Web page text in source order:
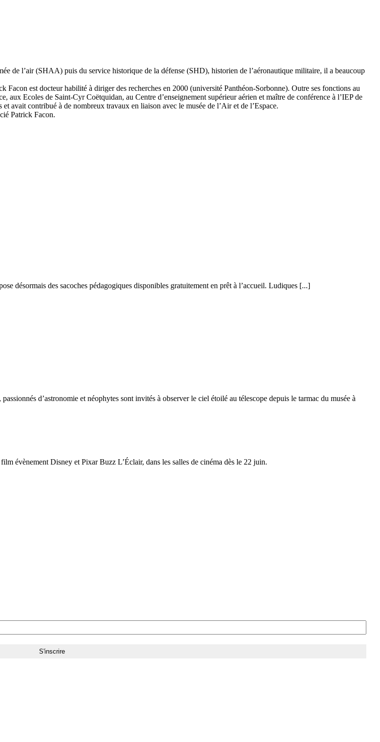
de l’air (SHAA) puis du service historique de la défense (SHD), historien de l’aéronautique militaire, il a beaucoup
est docteur habilité à diriger des recherches en 2000 (université Panthéon-Sorbonne). Outre ses fonctions au
Ecoles de Saint-Cyr Coëtquidan, au Centre d’enseignement supérieur aérien et maître de conférence à l’IEP de
avait contribué à de nombreux travaux en liaison avec le musée de l’Air et de l’Espace.
Patrick Facon.
désormais des sacoches pédagogiques disponibles gratuitement en prêt à l’accueil. Ludiques [...]
d’astronomie et néophytes sont invités à observer le ciel étoilé au télescope depuis le tarmac du musée à
évènement Disney et Pixar Buzz L’Éclair, dans les salles de cinéma dès le 22 juin.